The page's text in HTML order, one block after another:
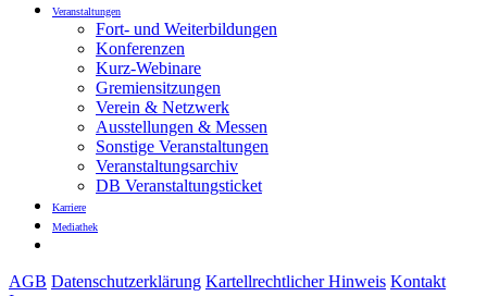
Veranstaltungen
Fort- und Weiterbildungen
Konferenzen
Kurz-Webinare
Gremiensitzungen
Verein & Netzwerk
Ausstellungen & Messen
Sonstige Veranstaltungen
Veranstaltungsarchiv
DB Veranstaltungsticket
Karriere
Mediathek
AGB Datenschutzerklärung Kartellrechtlicher Hinweis Kontakt